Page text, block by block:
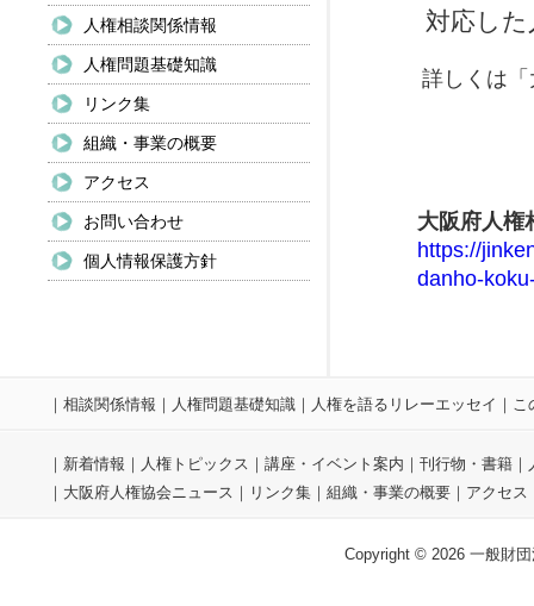
人権相談関係情報
人権問題基礎知識
リンク集
組織・事業の概要
アクセス
お問い合わせ
個人情報保護方針
対応し
詳しくは
大阪府人
https://
danho-
｜ 相談関係情報 ｜ 人権問題基礎知識 ｜ 人権を語るリレーエッセイ ｜
｜ 新着情報 ｜ 人権トピックス ｜ 講座・イベント案内 ｜ 刊行物・書籍 ｜
｜ 大阪府人権協会ニュース ｜ リンク集 ｜ 組織・事業の概要 ｜ アクセス
Copyright © 2026 一般財